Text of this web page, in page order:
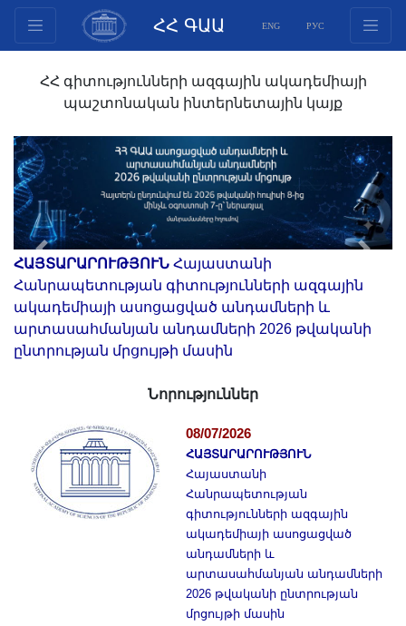
ՀՀ ԳԱԱ ENG РУС
Նախագահության
Փաստաթղթեր
Ինովացիոն առաջարկներ
Հրատարակություններ
Հիմնադրամներ
Գիտաժողովներ
Մրցույթներ
Միջազգային
համագործակցություն
Երիտասարդական
Տեսադարան
Վեբ ռեսուրսներ
Այլ ակադեմիաներ
«Գիտության աշխարհում»
ՀՀ գիտությունների ազգային ակադեմիայի
պաշտոնական ինտերնետային կայք
ՀԱՅՏԱՐԱՐՈՒԹՅՈՒՆ Հայաստանի
Հանրապետության գիտությունների ազգային
ակադեմիայի ասոցացված անդամների և
արտասահմանյան անդամների 2026 թվականի
ընտրության մրցույթի մասին
Previous
Նորություններ
08/07/2026
ՀԱՅՏԱՐԱՐՈՒԹՅՈՒՆ
Հայաստանի
Հանրապետության
գիտությունների ազգային
ակադեմիայի ասոցացված
անդամների և
արտասահմանյան անդամների
2026 թվականի ընտրության
մրցույթի մասին